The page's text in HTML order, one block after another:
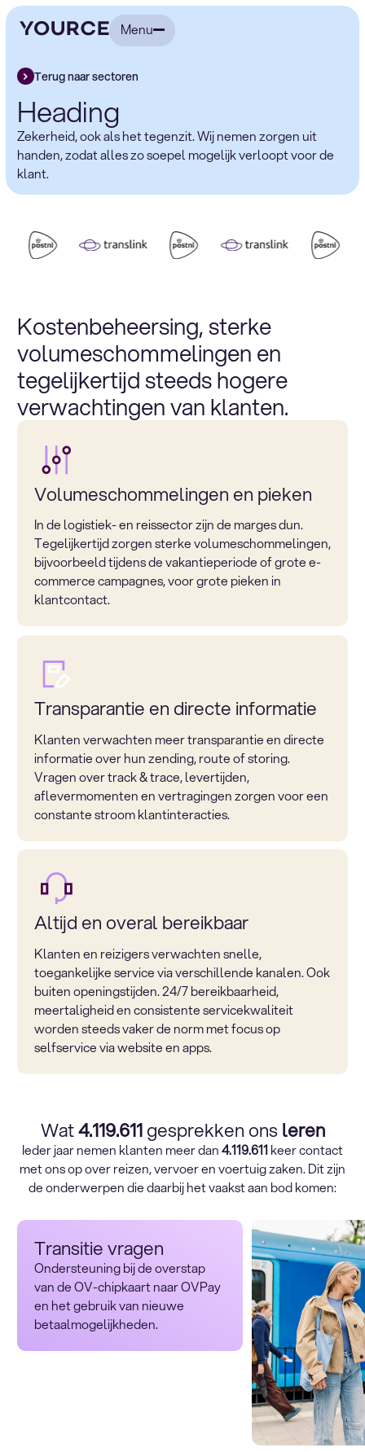
Menu
Terug naar sectoren
Heading
Zekerheid, ook als het tegenzit. Wij nemen zorgen uit
handen, zodat alles zo soepel mogelijk verloopt voor de
klant.
Kostenbeheersing, sterke
volumeschommelingen en
tegelijkertijd steeds hogere
verwachtingen van klanten.
Volumeschommelingen en pieken
In de logistiek- en reissector zijn de marges dun.
Tegelijkertijd zorgen sterke volumeschommelingen,
bijvoorbeeld tijdens de vakantieperiode of grote e-
commerce campagnes, voor grote pieken in
klantcontact.
Transparantie en directe informatie
Klanten verwachten meer transparantie en directe
informatie over hun zending, route of storing.
Vragen over track & trace, levertijden,
aflevermomenten en vertragingen zorgen voor een
constante stroom klantinteracties.
Altijd en overal bereikbaar
Klanten en reizigers verwachten snelle,
toegankelijke service via verschillende kanalen. Ook
buiten openingstijden. 24/7 bereikbaarheid,
meertaligheid en consistente servicekwaliteit
worden steeds vaker de norm met focus op
selfservice via website en apps.
Wat4.119.611gesprekken onsleren
Ieder jaar nemen klanten meer dan4.119.611keer contact
met ons op over reizen, vervoer en voertuig zaken. Dit zijn
de onderwerpen die daarbij het vaakst aan bod komen:
Transitie vragen
Ondersteuning bij de overstap
van de OV-chipkaart naar OVPay
en het gebruik van nieuwe
betaalmogelijkheden.